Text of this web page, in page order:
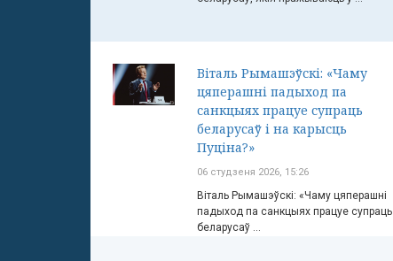
Віталь Рымашэўскі: «Чаму
цяперашні падыход па
санкцыях працуе супраць
беларусаў і на карысць
Пуціна?»
06 студзеня 2026, 15:26
Віталь Рымашэўскі: «Чаму цяперашні
падыход па санкцыях працуе супраць
беларусаў ...